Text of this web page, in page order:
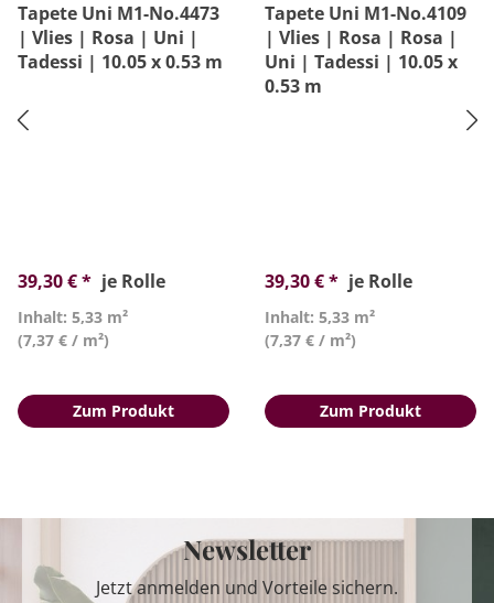
Tapete Uni M1-No.4473
| Vlies | Rosa | Uni |
Tadessi | 10.05 x 0.53 m
39,30 € * je Rolle
Inhalt: 5,33 m²
(7,37 € / m²)
Zum Produkt
Tapete Uni M1-No.4109
| Vlies | Rosa | Rosa |
Uni | Tadessi | 10.05 x
0.53 m
39,30 € * je Rolle
Inhalt: 5,33 m²
(7,37 € / m²)
Zum Produkt
Newsletter
Jetzt anmelden und Vorteile sichern.